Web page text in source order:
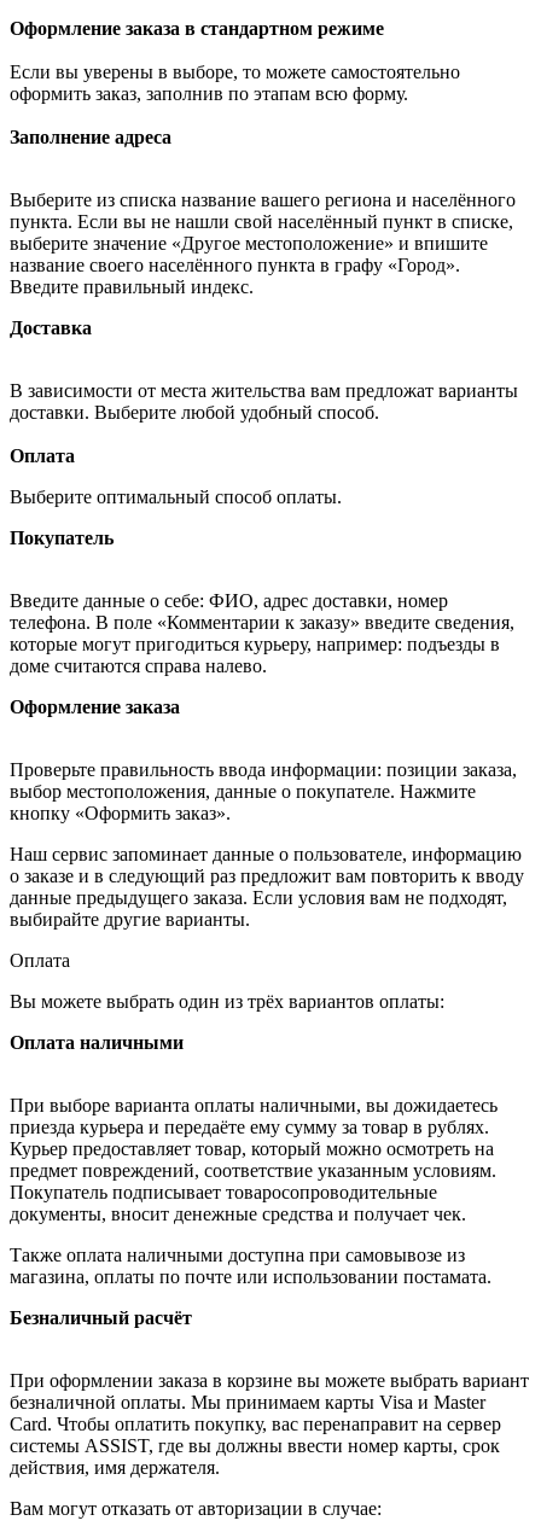
Оформление заказа в стандартном режиме
Если вы уверены в выборе, то можете самостоятельно
оформить заказ, заполнив по этапам всю форму.
Заполнение адреса
Выберите из списка название вашего региона и населённого
пункта. Если вы не нашли свой населённый пункт в списке,
выберите значение «Другое местоположение» и впишите
название своего населённого пункта в графу «Город».
Введите правильный индекс.
Доставка
В зависимости от места жительства вам предложат варианты
доставки. Выберите любой удобный способ.
Оплата
Выберите оптимальный способ оплаты.
Покупатель
Введите данные о себе: ФИО, адрес доставки, номер
телефона. В поле «Комментарии к заказу» введите сведения,
которые могут пригодиться курьеру, например: подъезды в
доме считаются справа налево.
Оформление заказа
Проверьте правильность ввода информации: позиции заказа,
выбор местоположения, данные о покупателе. Нажмите
кнопку «Оформить заказ».
Наш сервис запоминает данные о пользователе, информацию
о заказе и в следующий раз предложит вам повторить к вводу
данные предыдущего заказа. Если условия вам не подходят,
выбирайте другие варианты.
Оплата
Вы можете выбрать один из трёх вариантов оплаты:
Оплата наличными
При выборе варианта оплаты наличными, вы дожидаетесь
приезда курьера и передаёте ему сумму за товар в рублях.
Курьер предоставляет товар, который можно осмотреть на
предмет повреждений, соответствие указанным условиям.
Покупатель подписывает товаросопроводительные
документы, вносит денежные средства и получает чек.
Также оплата наличными доступна при самовывозе из
магазина, оплаты по почте или использовании постамата.
Безналичный расчёт
При оформлении заказа в корзине вы можете выбрать вариант
безналичной оплаты. Мы принимаем карты Visa и Master
Card. Чтобы оплатить покупку, вас перенаправит на сервер
системы ASSIST, где вы должны ввести номер карты, срок
действия, имя держателя.
Вам могут отказать от авторизации в случае: